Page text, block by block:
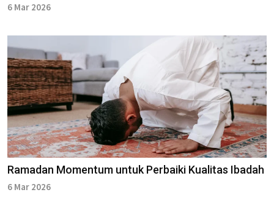
6 Mar 2026
Ramadan Momentum untuk Perbaiki Kualitas Ibadah
6 Mar 2026